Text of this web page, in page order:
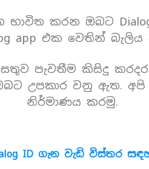
භාවිත කරන ඔබට
app එක වෙතින්
පැවතීම කිසිදු
උපකාර වනු ඇත. අපි
නිර්මාණය කරමු.
ID ගැන වැඩි විස්තර